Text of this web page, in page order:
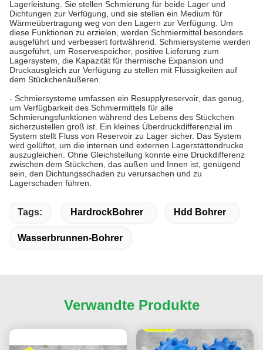
Lagerleistung. Sie stellen Schmierung für beide Lager und
Dichtungen zur Verfügung, und sie stellen ein Medium für
Wärmeübertragung weg von den Lagern zur Verfügung. Um
diese Funktionen zu erzielen, werden Schmiermittel besonders
ausgeführt und verbessert fortwährend. Schmiersysteme werden
ausgeführt, um Reservespeicher, positive Lieferung zum
Lagersystem, die Kapazität für thermische Expansion und
Druckausgleich zur Verfügung zu stellen mit Flüssigkeiten auf
dem Stückchenäußeren.
- Schmiersysteme umfassen ein Resupplyreservoir, das genug,
um Verfügbarkeit des Schmiermittels für alle
Schmierungsfunktionen während des Lebens des Stückchen
sicherzustellen groß ist. Ein kleines Überdruckdifferenzial im
System stellt Fluss von Reservoir zu Lager sicher. Das System
wird gelüftet, um die internen und externen Lagerstättendrucke
auszugleichen. Ohne Gleichstellung konnte eine Druckdifferenz
zwischen dem Stückchen, das außen und Innen ist, genügend
sein, den Dichtungsschaden zu verursachen und zu
Lagerschaden führen.
Tags: HardrockBohrer Hdd Bohrer
Wasserbrunnen-Bohrer
Verwandte Produkte